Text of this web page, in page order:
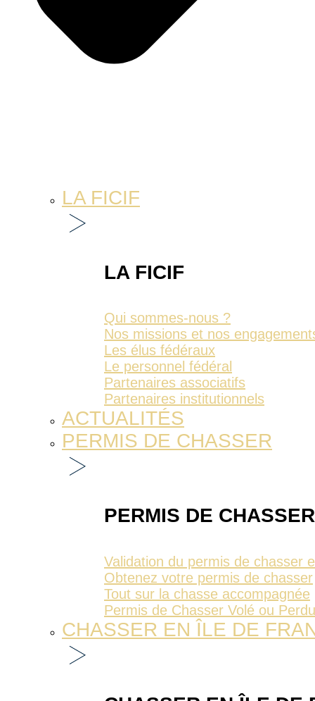
LA FICIF
LA FICIF
Qui sommes-nous ?
Nos missions et nos
Les élus fédéraux
Le personnel fédéral
Partenaires associatifs
Partenaires institutionnels
ACTUALITÉS
PERMIS DE CHASSER
PERMIS DE CHASSER
Validation du permis de chasser
Obtenez votre permis de chasser
Tout sur la chasse accompagnée
Permis de Chasser Volé ou Perdu
CHASSER EN ÎLE DE